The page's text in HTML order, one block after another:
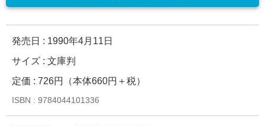
発売日 : 1990年4月11日
サイズ : 文庫判
定価 : 726円（本体660円＋税）
ISBN : 9784044101336